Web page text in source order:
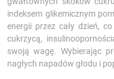
indeksem glikemicznym
energii przez cały dzień,
cukrzycą,
swoją wagę. Wybierając
nagłych napadów głodu i